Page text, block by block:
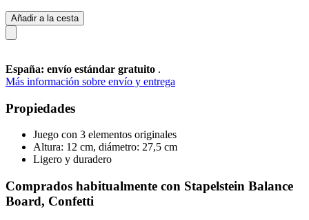
Añadir a la cesta
España: envío estándar gratuito .
Más información sobre envío y entrega
Propiedades
Juego con 3 elementos originales
Altura: 12 cm, diámetro: 27,5 cm
Ligero y duradero
Comprados habitualmente con Stapelstein Balance
Board, Confetti